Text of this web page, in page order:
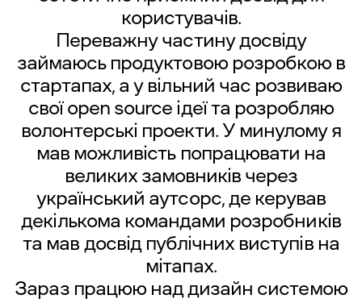
користувачів.
Переважну частину досвіду
займаюсь продуктовою розробкою в
стартапах, а у вільний час розвиваю
свої open source ідеї та розробляю
волонтерські проекти. У минулому я
мав можливість попрацювати на
великих замовників через
український аутсорс, де керував
декількома командами розробників
та мав досвід публічних виступів на
мітапах.
Зараз працюю над дизайн системою